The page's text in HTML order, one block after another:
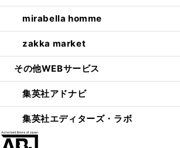
mirabella homme
zakka market
その他WEBサービス
集英社アドナビ
集英社エディターズ・ラボ